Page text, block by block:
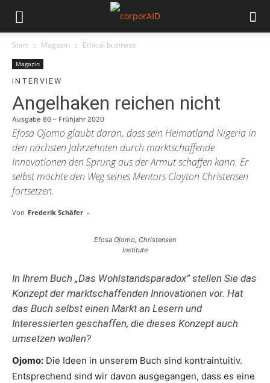
Start Magazin Ethical.business
Magazin
INTERVIEW
Angelhaken reichen nicht
Ausgabe 86 – Frühjahr 2020
Efosa Ojomo glaubt daran, dass sein Heimatland Nigeria in
den nächsten Jahrzehnten durch marktschaffende
Innovationen den Sprung aus der Armut schaffen kann. Er
selbst möchte den Weg seines Mentors Clayton Christensen
fortsetzen.
Von Frederik Schäfer -
Efosa Ojomo, Christensen
Institute
In Ihrem Buch „Das Wohlstandsparadox” stellen Sie das
Konzept der marktschaffenden Innovationen vor. Hat
das Buch selbst einen Markt an Lesern und
Interessierten geschaffen, die dieses Konzept auch
umsetzen wollen?
Ojomo: Die Ideen in unserem Buch sind kontraintuitiv.
Entsprechend sind wir davon ausgegangen, dass es eine